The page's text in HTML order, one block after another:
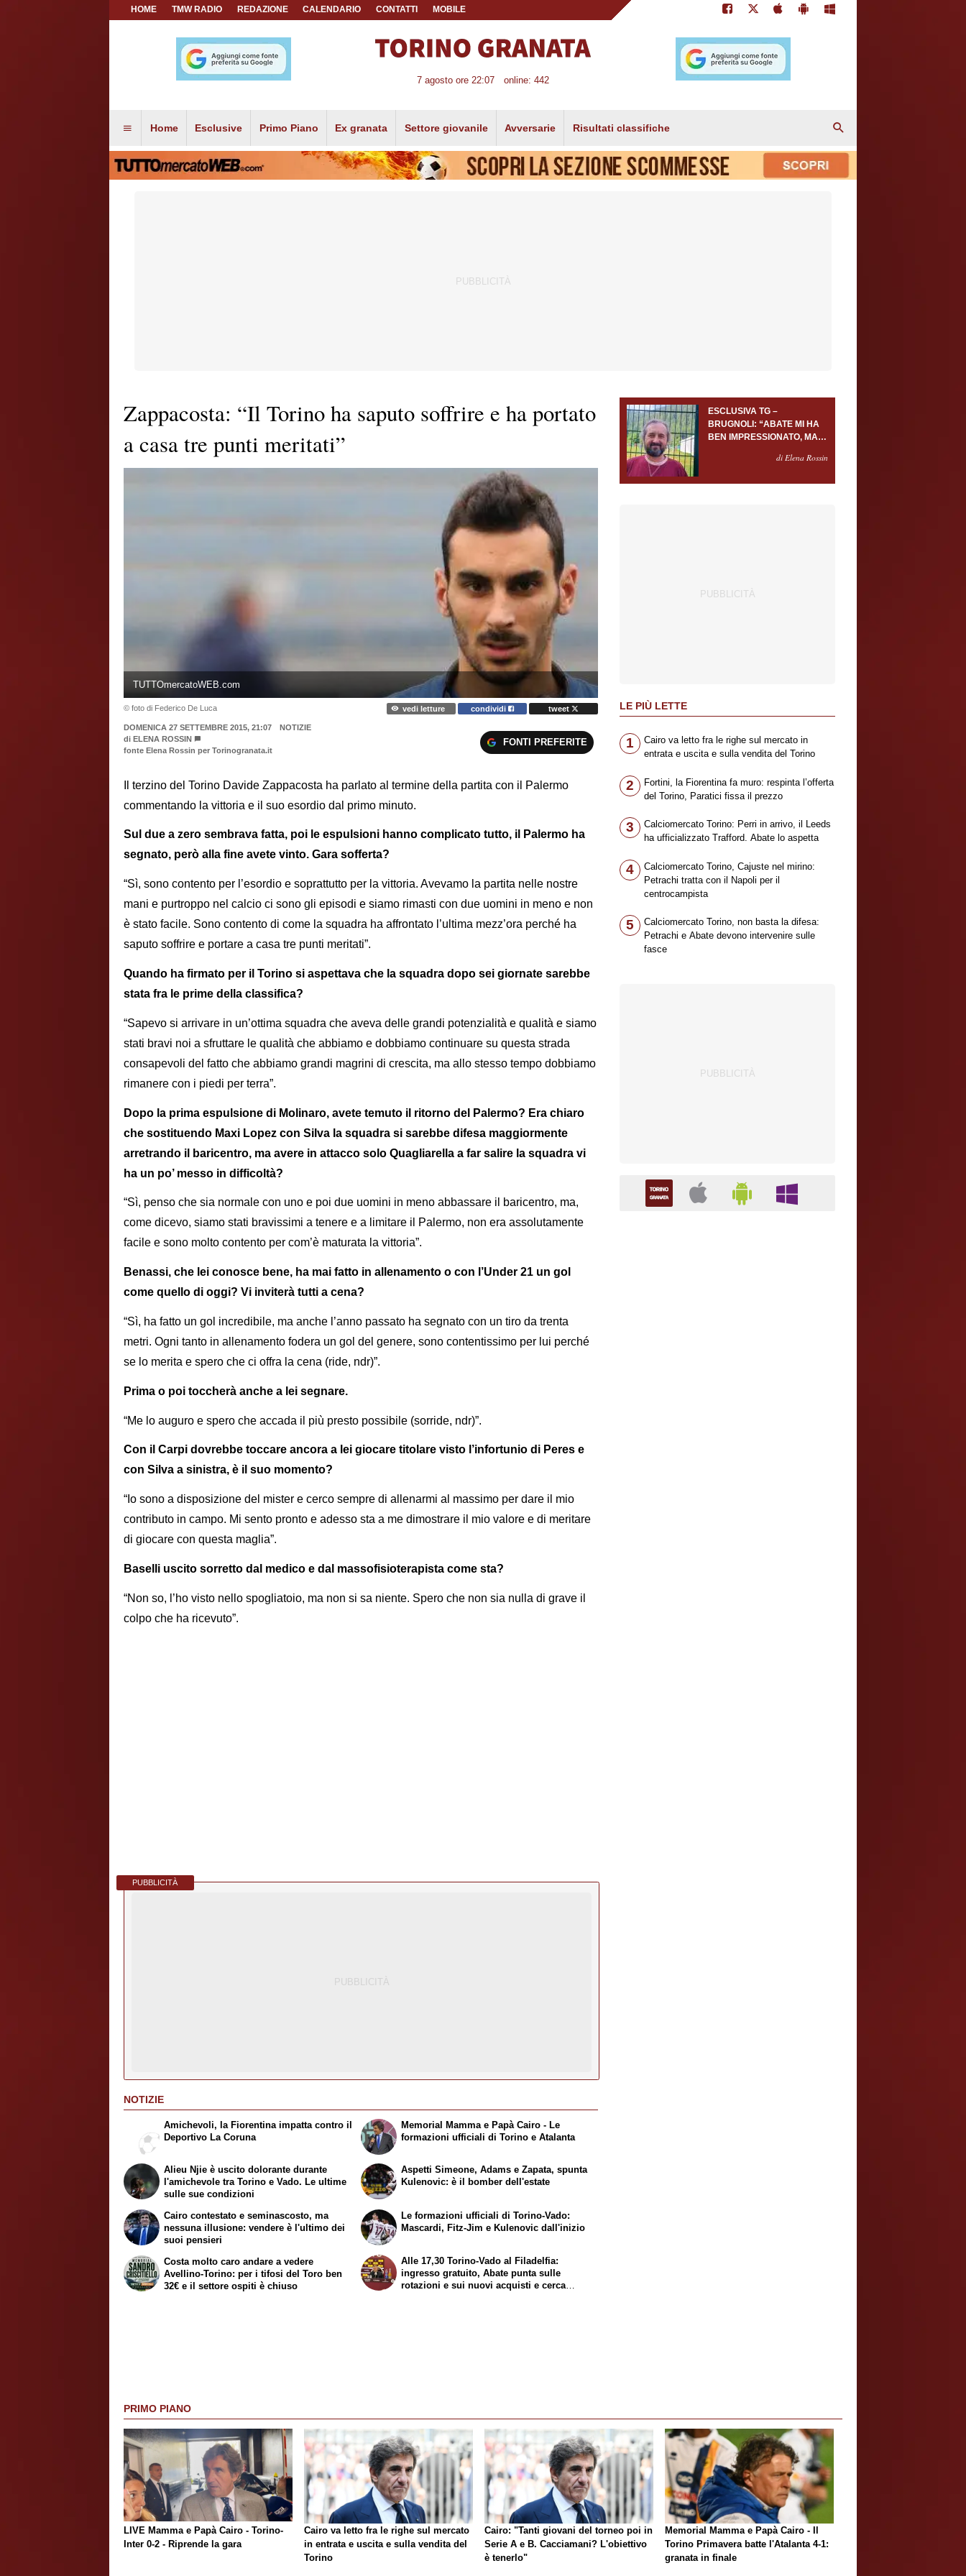
HOME TMW RADIO REDAZIONE CALENDARIO CONTATTI MOBILE
7 agosto ore 22:07 online: 442
Home Esclusive Primo Piano Ex granata Settore giovanile Avversarie Risultati classifiche
Zappacosta: “Il Torino ha saputo soffrire e ha portato
a casa tre punti meritati”
TUTTOmercatoWEB.com
© foto di Federico De Luca vedi letture condividi tweet
DOMENICA 27 SETTEMBRE 2015, 21:07
NOTIZIE
di ELENA ROSSIN
fonte Elena Rossin per Torinogranata.it
FONTI PREFERITE
Il terzino del Torino Davide Zappacosta ha parlato al termine della partita con il Palermo
commentando la vittoria e il suo esordio dal primo minuto.
Sul due a zero sembrava fatta, poi le espulsioni hanno complicato tutto, il Palermo ha
segnato, però alla fine avete vinto. Gara sofferta?
“Sì, sono contento per l’esordio e soprattutto per la vittoria. Avevamo la partita nelle nostre
mani e purtroppo nel calcio ci sono gli episodi e siamo rimasti con due uomini in meno e non
è stato facile. Sono contento di come la squadra ha affrontato l’ultima mezz’ora perché ha
saputo soffrire e portare a casa tre punti meritati”.
Quando ha firmato per il Torino si aspettava che la squadra dopo sei giornate sarebbe
stata fra le prime della classifica?
“Sapevo si arrivare in un’ottima squadra che aveva delle grandi potenzialità e qualità e siamo
stati bravi noi a sfruttare le qualità che abbiamo e dobbiamo continuare su questa strada
consapevoli del fatto che abbiamo grandi magrini di crescita, ma allo stesso tempo dobbiamo
rimanere con i piedi per terra”.
Dopo la prima espulsione di Molinaro, avete temuto il ritorno del Palermo? Era chiaro
che sostituendo Maxi Lopez con Silva la squadra si sarebbe difesa maggiormente
arretrando il baricentro, ma avere in attacco solo Quagliarella a far salire la squadra vi
ha un po’ messo in difficoltà?
“Sì, penso che sia normale con uno e poi due uomini in meno abbassare il baricentro, ma,
come dicevo, siamo stati bravissimi a tenere e a limitare il Palermo, non era assolutamente
facile e sono molto contento per com’è maturata la vittoria”.
Benassi, che lei conosce bene, ha mai fatto in allenamento o con l’Under 21 un gol
come quello di oggi? Vi inviterà tutti a cena?
“Sì, ha fatto un gol incredibile, ma anche l’anno passato ha segnato con un tiro da trenta
metri. Ogni tanto in allenamento fodera un gol del genere, sono contentissimo per lui perché
se lo merita e spero che ci offra la cena (ride, ndr)”.
Prima o poi toccherà anche a lei segnare.
“Me lo auguro e spero che accada il più presto possibile (sorride, ndr)”.
Con il Carpi dovrebbe toccare ancora a lei giocare titolare visto l’infortunio di Peres e
con Silva a sinistra, è il suo momento?
“Io sono a disposizione del mister e cerco sempre di allenarmi al massimo per dare il mio
contributo in campo. Mi sento pronto e adesso sta a me dimostrare il mio valore e di meritare
di giocare con questa maglia”.
Baselli uscito sorretto dal medico e dal massofisioterapista come sta?
“Non so, l’ho visto nello spogliatoio, ma non si sa niente. Spero che non sia nulla di grave il
colpo che ha ricevuto”.
PUBBLICITÀ
NOTIZIE
Amichevoli, la Fiorentina impatta contro il
Deportivo La Coruna
Alieu Njie è uscito dolorante durante
l'amichevole tra Torino e Vado. Le ultime
sulle sue condizioni
Memorial Mamma e Papà Cairo - Le
formazioni ufficiali di Torino e Atalanta
Aspetti Simeone, Adams e Zapata, spunta
Kulenovic: è il bomber dell'estate
Cairo contestato e seminascosto, ma
nessuna illusione: vendere è l'ultimo dei
suoi pensieri
Costa molto caro andare a vedere
Avellino-Torino: per i tifosi del Toro ben
32€ e il settore ospiti è chiuso
Le formazioni ufficiali di Torino-Vado:
Mascardi, Fitz-Jim e Kulenovic dall'inizio
Alle 17,30 Torino-Vado al Filadelfia:
ingresso gratuito, Abate punta sulle
rotazioni e sui nuovi acquisti e cerca
ESCLUSIVA TG –
BRUGNOLI: “ABATE MI HA
BEN IMPRESSIONATO, MA
PORTIERE SERVONOdi Elena Rossin
LE PIÙ LETTE
1
Cairo va letto fra le righe sul mercato in
entrata e uscita e sulla vendita del Torino
2
Fortini, la Fiorentina fa muro: respinta l’offerta
del Torino, Paratici fissa il prezzo
3
Calciomercato Torino: Perri in arrivo, il Leeds
ha ufficializzato Trafford. Abate lo aspetta
4
Calciomercato Torino, Cajuste nel mirino:
Petrachi tratta con il Napoli per il
centrocampista
5
Calciomercato Torino, non basta la difesa:
Petrachi e Abate devono intervenire sulle
fasce
PRIMO PIANO
LIVE Mamma e Papà Cairo - Torino-
Inter 0-2 - Riprende la gara
Cairo va letto fra le righe sul mercato
in entrata e uscita e sulla vendita del
Torino
Cairo: "Tanti giovani del torneo poi in
Serie A e B. Cacciamani? L'obiettivo
è tenerlo"
Memorial Mamma e Papà Cairo - Il
Torino Primavera batte l'Atalanta 4-1:
granata in finale